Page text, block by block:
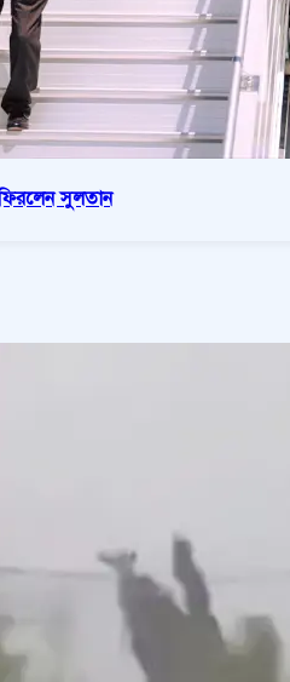
ফিরলেন সুলতান